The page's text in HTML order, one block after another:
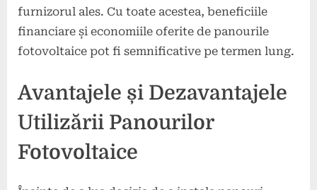
furnizorul ales. Cu toate acestea, beneficiile
financiare și economiile oferite de panourile
fotovoltaice pot fi semnificative pe termen lung.
Avantajele și Dezavantajele
Utilizării Panourilor
Fotovoltaice